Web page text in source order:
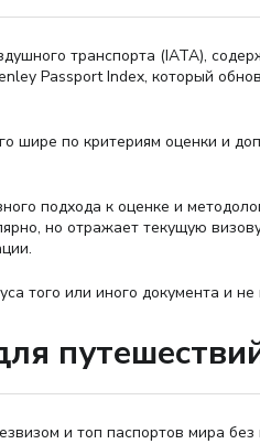
транспорта (IATA),
Passport Index, который
по критериям оценки и
подхода к оценке и
но отражает текущую
того или иного документа и
и топ паспортов мира без